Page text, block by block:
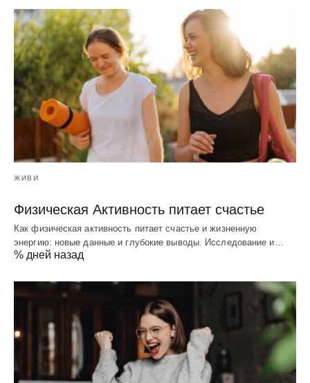
ЖИВИ
Физическая Активность питает счастье
Как физическая активность питает счастье и жизненную
энергию: новые данные и глубокие выводы. Исследование и…
% дней назад